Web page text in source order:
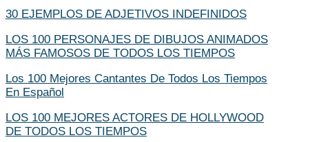
30 EJEMPLOS DE ADJETIVOS INDEFINIDOS
LOS 100 PERSONAJES DE DIBUJOS ANIMADOS
MÁS FAMOSOS DE TODOS LOS TIEMPOS
Los 100 Mejores Cantantes De Todos Los Tiempos
En Español
LOS 100 MEJORES ACTORES DE HOLLYWOOD
DE TODOS LOS TIEMPOS